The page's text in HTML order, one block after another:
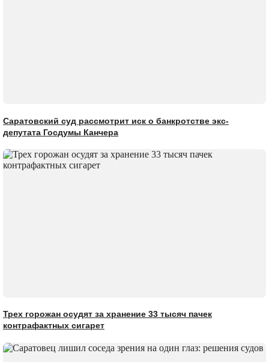
Саратовский суд рассмотрит иск о банкротстве экс-
депутата Госдумы Канчера
Трех горожан осудят за хранение 33 тысяч пачек
контрафактных сигарет